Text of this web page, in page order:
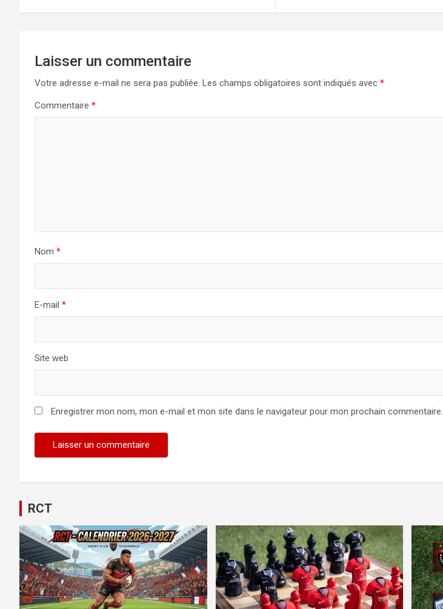
l’article
Laisser un commentaire
Votre adresse e-mail ne sera pas publiée. Les champs obligatoires sont indiqués avec *
Commentaire *
Nom *
E-mail *
Site web
Enregistrer mon nom, mon e-mail et mon site dans le navigateur pour mon prochain commentaire.
RCT